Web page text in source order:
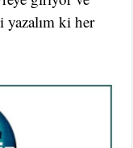
yazalım ki her